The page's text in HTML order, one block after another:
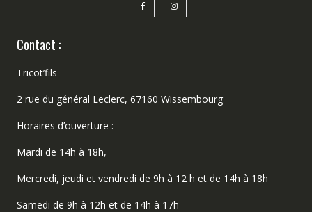
Contact :
Tricot’fils
2 rue du général Leclerc, 67160 Wissembourg
Horaires d’ouverture :
Mardi de 14h à 18h,
Mercredi, jeudi et vendredi de 9h à 12 h et de 14h à 18h
Samedi de 9h à 12h et de 14h à 17h